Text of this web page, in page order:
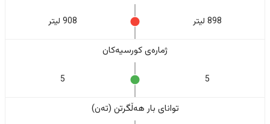
898 لیتر 908 لیتر
ژمارەی کورسیەکان
5
5
تواناى بار هەڵگرتن (تەن)